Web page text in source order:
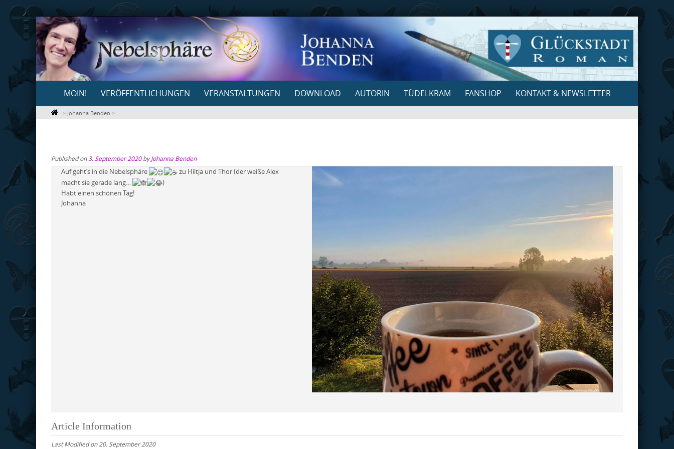
Skip
to
content
content
MOIN! VERÖFFENTLICHUNGEN VERANSTALTUNGEN DOWNLOAD AUTORIN TÜDELKRAM FANSHOP KONTAKT & NEWSLETTER
> Johanna Benden >
Published on 3. September 2020byJohanna Benden
Auf geht’s in die Nebelsphäre
zu Hiltja und Thor (der weiße Alex
macht sie gerade lang…
)
Habt einen schönen Tag!
Johanna
Article Information
Last Modified on 20. September 2020